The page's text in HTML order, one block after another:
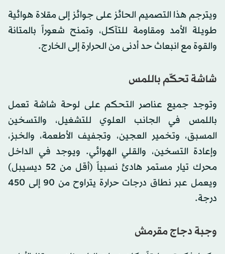
ويترجم هذا التصميم الحائز على جوائز إلى مقلاة هوائية
طويلة الأمد ومقاومة للتآكل، وتمنح شعوراً بالمتانة
والقوة مع انبعاث حد أدنى من الحرارة إلى الخارج.
شاشة تحكّم باللمس
وتوجد جميع عناصر التحكم على لوحة شاشة تعمل
باللمس في الجانب العلوي للتشغيل، والتسخين
المسبق، وتخمير العجين، وتجفيف الأطعمة، والخبز،
وإعادة التسخين، والقلي الهوائي. ويوجد في الداخل
محرك تيار مستمر هادئ نسبياً (أقل من 52 ديسيبل)
ويعمل عبر نطاق درجات حرارة يتراوح من 90 إلى 450
درجة.
وجبة دجاج مقرمش